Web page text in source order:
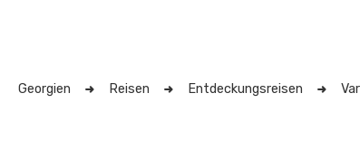
Georgien Reisen Entdeckungsreisen